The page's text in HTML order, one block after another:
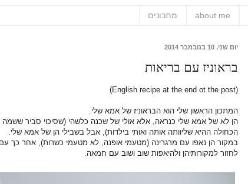
about me מתכונים
יום שני, 10 בנובמבר 2014
בראוניז עם בריאות
(English recipe at the end ot the post)
המתכון הראשון שלי הוא הבראוניז של אמא שלי.
הן לא של אמא שלי כנראה, אלא אולי של שכנה כלשהי (שסיכוי סביר ששמה
הכחולה ההיא שליוותה אותה ואותי בילדות), אבל בשבילי הן של אמא שלי.
במקור הן נאפו עם מרגרינה (מטעמי אופנה, לא מטעמי כשרות), אחר כך
לחזור למקורותיהן ולהיאפות שוב ושוב עם חמאה.